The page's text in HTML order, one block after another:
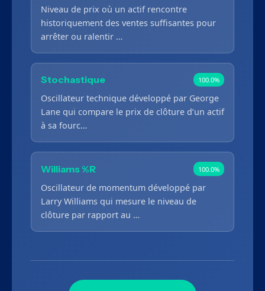
Niveau de prix où un actif rencontre
historiquement des ventes suffisantes pour
arrêter ou ralentir …
Stochastique 100.0%
Oscillateur technique développé par George
Lane qui compare le prix de clôture d’un actif
à sa fourc…
Williams %R 100.0%
Oscillateur de momentum développé par
Larry Williams qui mesure le niveau de
clôture par rapport au …